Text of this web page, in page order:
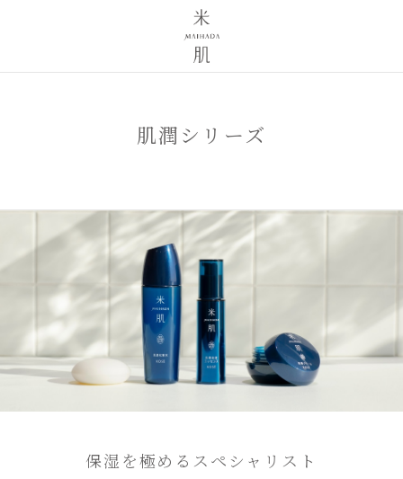
肌潤シリーズ
保湿を極めるスペシャリスト